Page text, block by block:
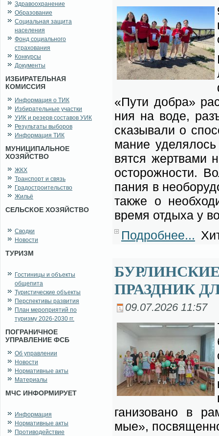
Здравоохранение
Образование
Социальная защита
населения
Фонд социального
страхования
Конкурсы
Документы
ИЗБИРАТЕЛЬНАЯ
КОМИССИЯ
Информация о ТИК
Избирательные участки
УИК и резерв составов УИК
Результаты выборов
Информация ТИК
МУНИЦИПАЛЬНОЕ
ХОЗЯЙСТВО
ЖКХ
Транспорт и связь
Градостроительство
Жильё
СЕЛЬСКОЕ ХОЗЯЙСТВО
Сводки
Новости
ТУРИЗМ
Гостиницы и объекты
общепита
Туристические объекты
Перспективы развития
План мероприятий по
туризму 2026-2030 гг.
ПОГРАНИЧНОЕ
УПРАВЛЕНИЕ ФСБ
Об управлении
Новости
Нормативные акты
Материалы
МЧС ИНФОРМИРУЕТ
Информация
Нормативные акты
Противодействие
«Пу­ти добра»
ния на во­де,
ска­зы­ва­ли о
ма­ние
вят­ся жерт­ва­ми
осто­рож­но­сти.
па­ния в
так­же о
вре­мя от­ды­ха у
Подробнее...
ПРАЗДНИК
09.07.2026 11:57
га­ни­зо­ва­но в
мые»,